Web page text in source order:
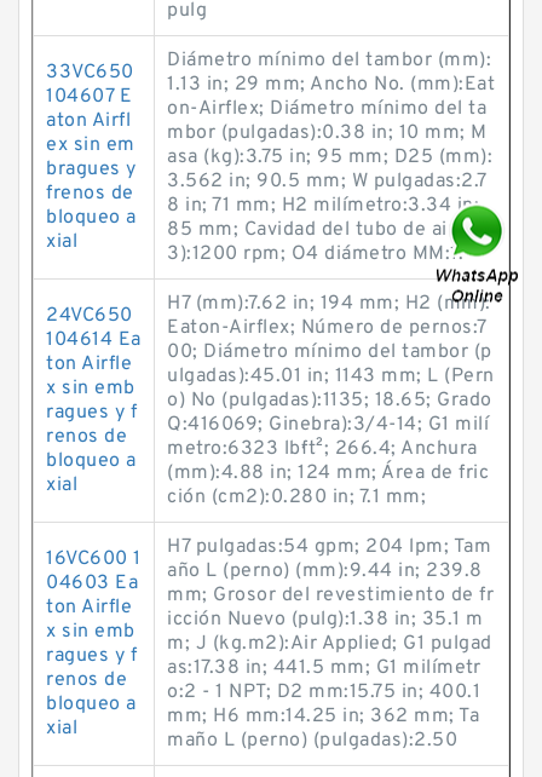
pulg
33VC650
104607 E
aton Airfl
ex sin em
bragues y
frenos de
bloqueo a
xial
Diámetro mínimo del tambor (mm):
1.13 in; 29 mm; Ancho No. (mm):Eat
on-Airflex; Diámetro mínimo del ta
mbor (pulgadas):0.38 in; 10 mm; M
asa (kg):3.75 in; 95 mm; D25 (mm):
3.562 in; 90.5 mm; W pulgadas:2.7
8 in; 71 mm; H2 milímetro:3.34 in;
85 mm; Cavidad del tubo de aire (in
3):1200 rpm; O4 diámetro MM:1.
24VC650
104614 Ea
ton Airfle
x sin emb
ragues y f
renos de
bloqueo a
xial
H7 (mm):7.62 in; 194 mm; H2 (mm):
Eaton-Airflex; Número de pernos:7
00; Diámetro mínimo del tambor (p
ulgadas):45.01 in; 1143 mm; L (Pern
o) No (pulgadas):1135; 18.65; Grado
Q:416069; Ginebra):3/4-14; G1 milí
metro:6323 lb·ft²; 266.4; Anchura
(mm):4.88 in; 124 mm; Área de fric
ción (cm2):0.280 in; 7.1 mm;
16VC600 1
04603 Ea
ton Airfle
x sin emb
ragues y f
renos de
bloqueo a
xial
H7 pulgadas:54 gpm; 204 lpm; Tam
año L (perno) (mm):9.44 in; 239.8
mm; Grosor del revestimiento de fr
icción Nuevo (pulg):1.38 in; 35.1 m
m; J (kg.m2):Air Applied; G1 pulgad
as:17.38 in; 441.5 mm; G1 milímetr
o:2 - 1 NPT; D2 mm:15.75 in; 400.1
mm; H6 mm:14.25 in; 362 mm; Ta
maño L (perno) (pulgadas):2.50